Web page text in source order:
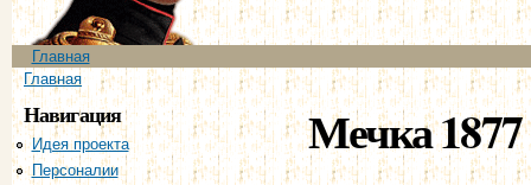
Главное меню
Главная
Вы здесь
Главная
Навигация
Идея проекта
Персоналии
Мечка 1877